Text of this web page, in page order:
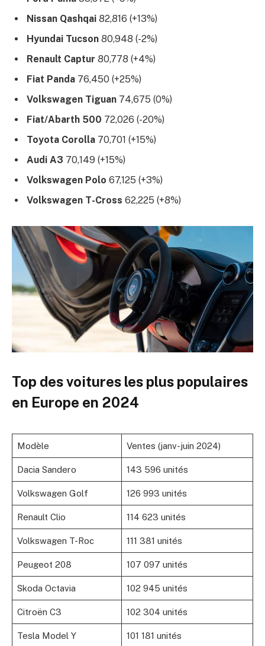
Nissan Qashqai 82,816 (+13%)
Hyundai Tucson 80,948 (-2%)
Renault Captur 80,778 (+4%)
Fiat Panda 76,450 (+25%)
Volkswagen Tiguan 74,675 (0%)
Fiat/Abarth 500 72,026 (-20%)
Toyota Corolla 70,701 (+15%)
Audi A3 70,149 (+15%)
Volkswagen Polo 67,125 (+3%)
Volkswagen T-Cross 62,225 (+8%)
Top des voitures les plus populaires
en Europe en 2024
Modèle Ventes (janv-juin 2024)
Dacia Sandero 143 596 unités
Volkswagen Golf 126 993 unités
Renault Clio 114 623 unités
Volkswagen T-Roc 111 381 unités
Peugeot 208 107 097 unités
Skoda Octavia 102 945 unités
Citroën C3 102 304 unités
Tesla Model Y 101 181 unités